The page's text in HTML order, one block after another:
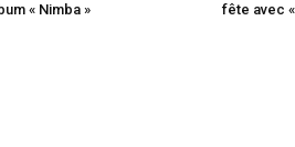
« Nimba »
fête avec